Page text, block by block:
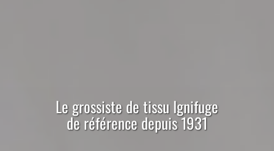
LegrossistedetissuIgnifuge
de référence depuis 1931